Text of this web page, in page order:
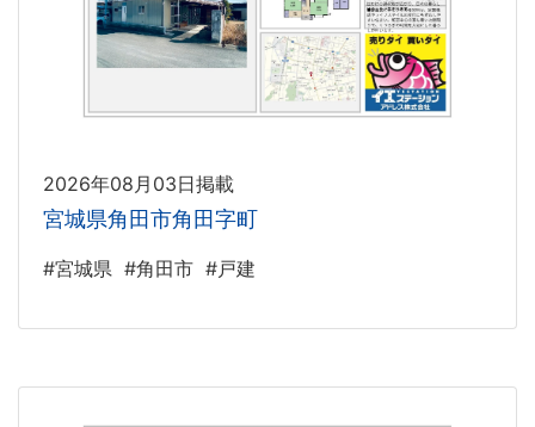
2026年08月03日掲載
宮城県角田市角田字町
#宮城県 #角田市 #戸建